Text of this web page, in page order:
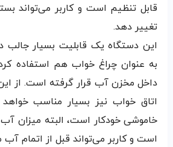
قابل تنظیم است و کاربر می‌تواند
تغییر دهد.
این دستگاه یک قابلیت بسیار جالب
به عنوان چراغ خواب هم استفاده
داخل مخزن آب قرار گرفته است. از این
اتاق خواب نیز بسیار مناسب
خاموشی خودکار است، البته میزان
است و کاربر می‌تواند قبل از اتمام آب